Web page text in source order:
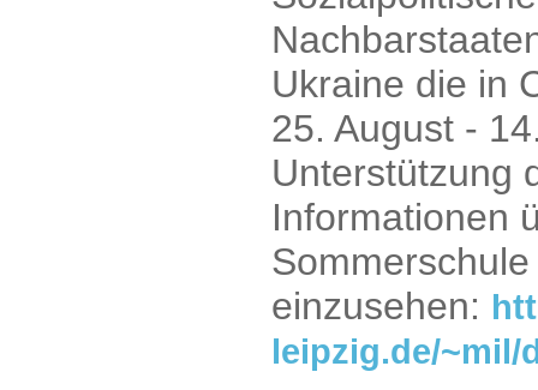
Ukraine die in
25. August -
Unterstützung
Informationen
einzusehen:
leipzig.de/~mil/